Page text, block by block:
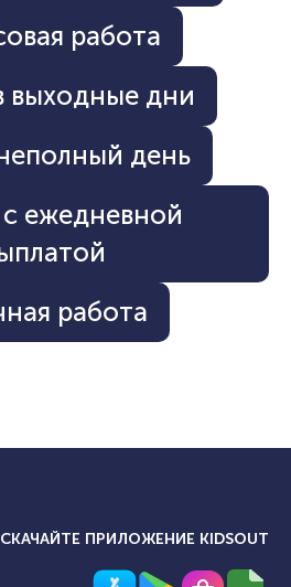
работа
выходные дни
день
ежедневной
работа
СКАЧАЙТЕ ПРИЛОЖЕНИЕ KIDSOUT